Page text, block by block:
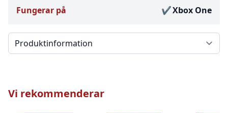
Fungerar på Xbox One
Välj en flik
Vi rekommenderar